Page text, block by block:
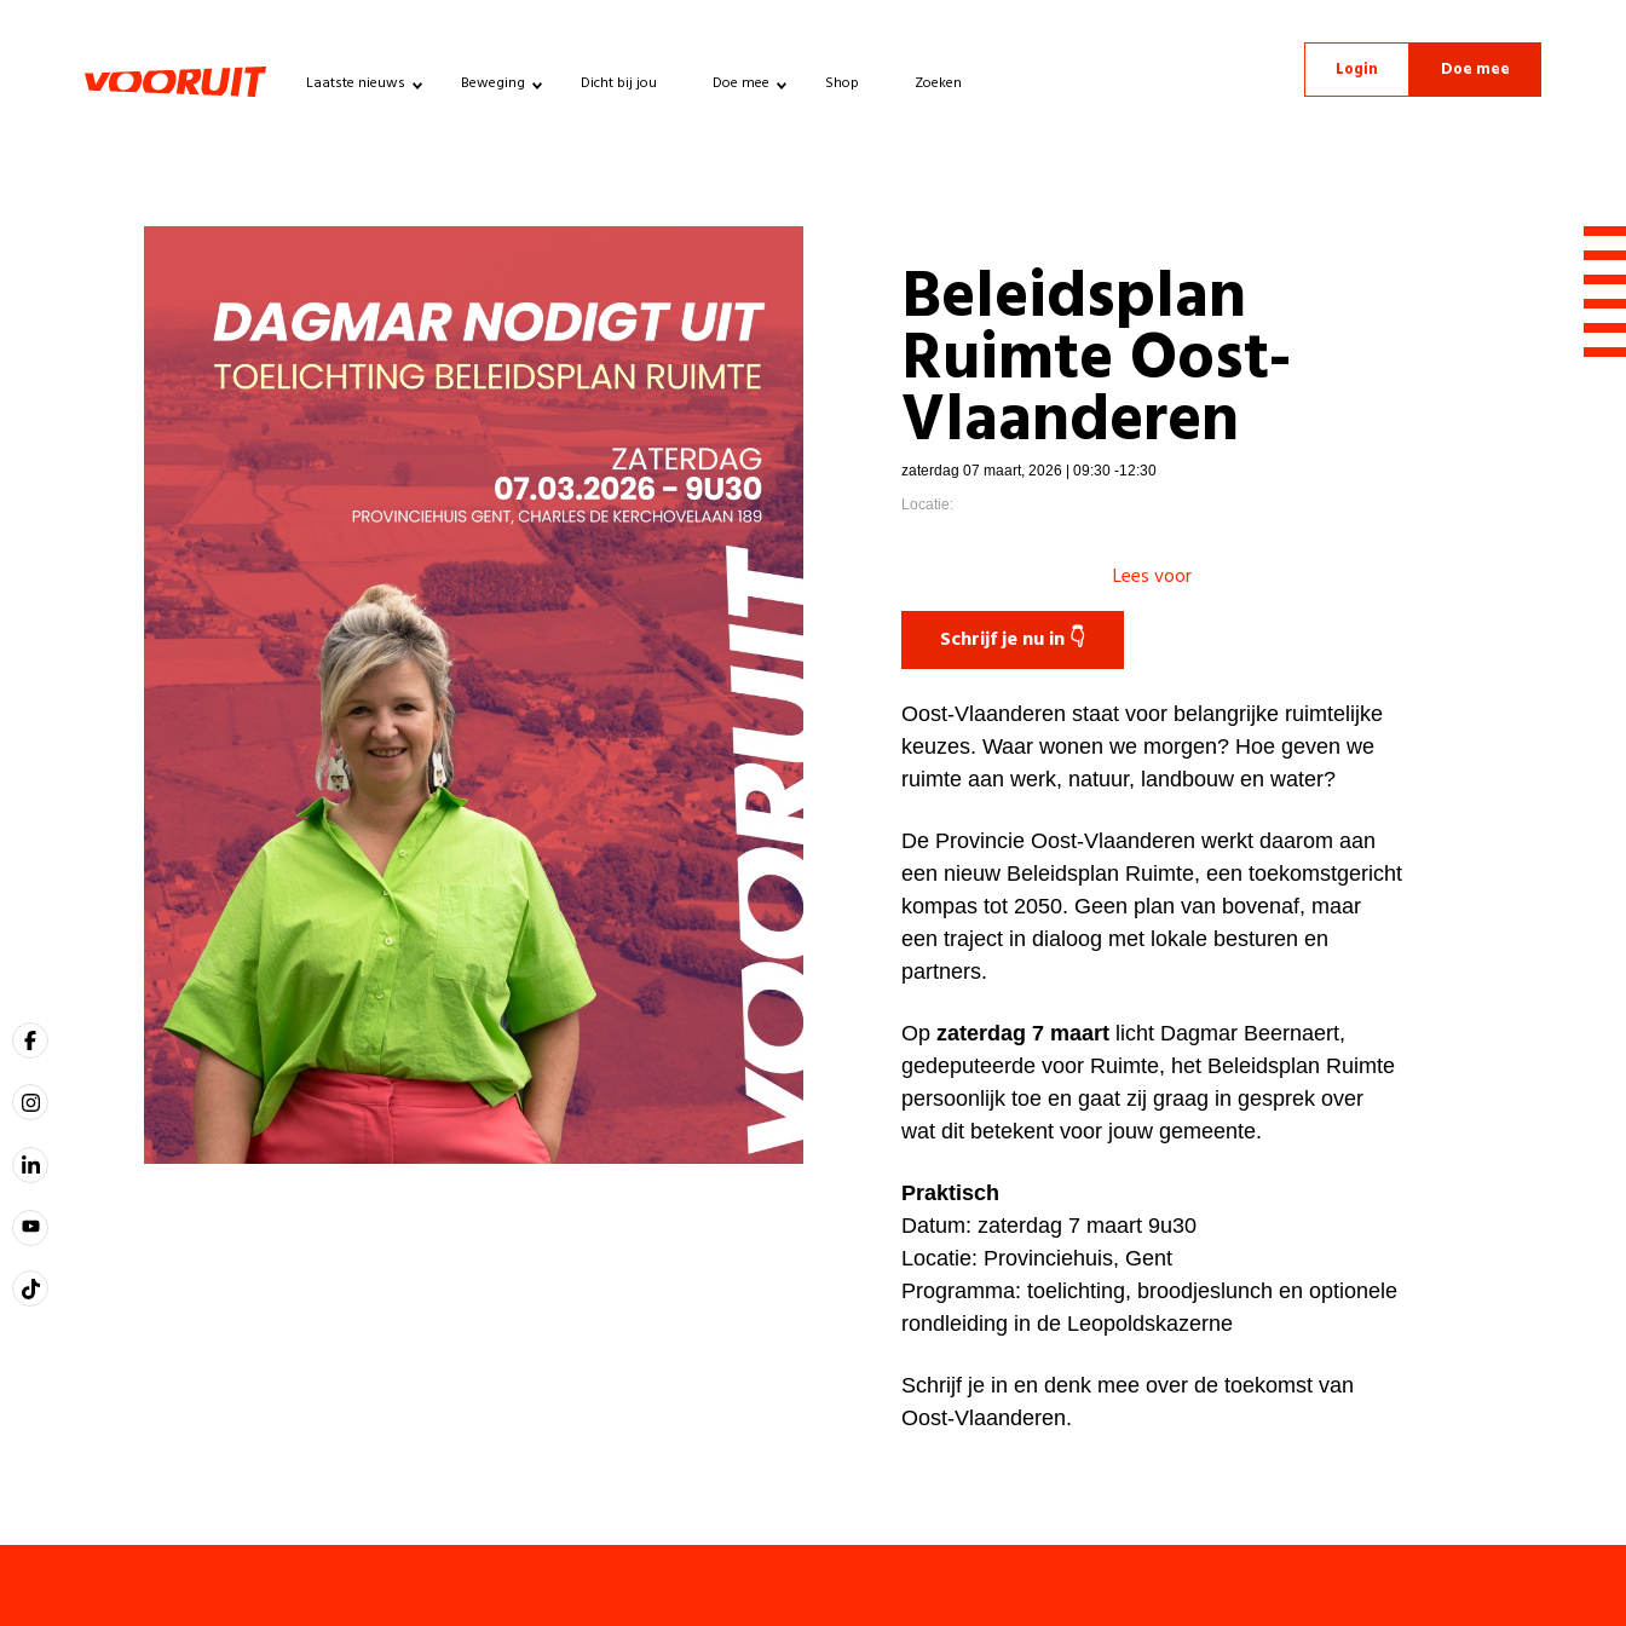
Laatste nieuws Beweging Dicht bij jou Doe mee Shop Zoeken
Login Doe mee
Beleidsplan
Ruimte Oost-
Vlaanderen
zaterdag 07 maart, 2026 | 09:30 -12:30
Locatie:
Lees voor
Schrijf je nu in 👇
Oost-Vlaanderen staat voor belangrijke ruimtelijke
keuzes. Waar wonen we morgen? Hoe geven we
ruimte aan werk, natuur, landbouw en water?
De Provincie Oost-Vlaanderen werkt daarom aan
een nieuw Beleidsplan Ruimte, een toekomstgericht
kompas tot 2050. Geen plan van bovenaf, maar
een traject in dialoog met lokale besturen en
partners.
Op zaterdag 7 maart licht Dagmar Beernaert,
gedeputeerde voor Ruimte, het Beleidsplan Ruimte
persoonlijk toe en gaat zij graag in gesprek over
wat dit betekent voor jouw gemeente.
Praktisch
Datum: zaterdag 7 maart 9u30
Locatie: Provinciehuis, Gent
Programma: toelichting, broodjeslunch en optionele
rondleiding in de Leopoldskazerne
Schrijf je in en denk mee over de toekomst van
Oost-Vlaanderen.